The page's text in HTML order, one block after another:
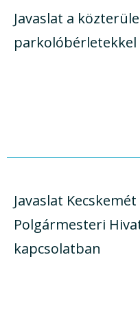
Javaslat a
Javaslat
Polgármesteri
kapcsolatban